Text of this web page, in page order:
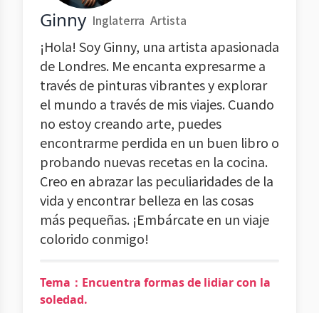
Ginny Inglaterra Artista
¡Hola! Soy Ginny, una artista apasionada
de Londres. Me encanta expresarme a
través de pinturas vibrantes y explorar
el mundo a través de mis viajes. Cuando
no estoy creando arte, puedes
encontrarme perdida en un buen libro o
probando nuevas recetas en la cocina.
Creo en abrazar las peculiaridades de la
vida y encontrar belleza en las cosas
más pequeñas. ¡Embárcate en un viaje
colorido conmigo!
Tema：Encuentra formas de lidiar con la
soledad.